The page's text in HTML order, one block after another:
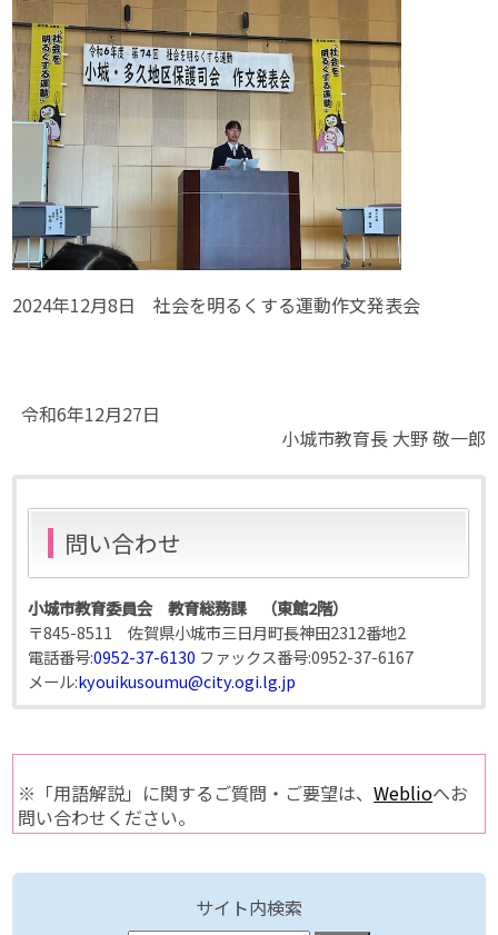
2024年12月8日 社会を明るくする運動作文発表会
令和6年12月27日
小城市教育長 大野 敬一郎
問い合わせ
小城市教育委員会 教育総務課 （東館2階）
〒845-8511 佐賀県小城市三日月町長神田2312番地2
電話番号:0952-37-6130 ファックス番号:0952-37-6167
メール:kyouikusoumu@city.ogi.lg.jp
※「用語解説」に関するご質問・ご要望は、Weblioへお
問い合わせください。
サイト内検索